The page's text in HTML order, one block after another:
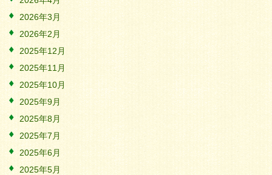
2026年3月
2026年2月
2025年12月
2025年11月
2025年10月
2025年9月
2025年8月
2025年7月
2025年6月
2025年5月